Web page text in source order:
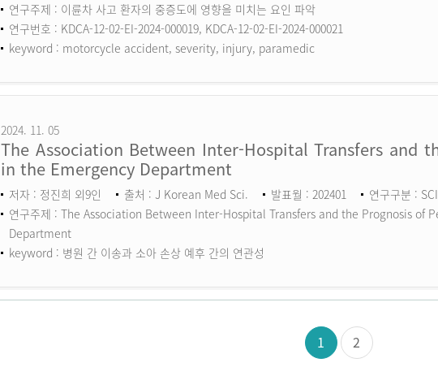
연구주제 : 이륜차 사고 환자의 중증도에 영향을 미치는 요인 파악
연구번호 : KDCA-12-02-EI-2024-000019, KDCA-12-02-EI-2024-000021
keyword : motorcycle accident, severity, injury, paramedic
2024. 11. 05
The Association Between Inter-Hospital Transfers and
in the Emergency Department
저자 : 정진희 외9인 출처 : J Korean Med Sci. 발표월 : 202401
연구구분 : SCI
연구주제 : The Association Between Inter-Hospital Transfers and the Prognosis of
Department
keyword : 병원 간 이송과 소아 손상 예후 간의 연관성
1 2